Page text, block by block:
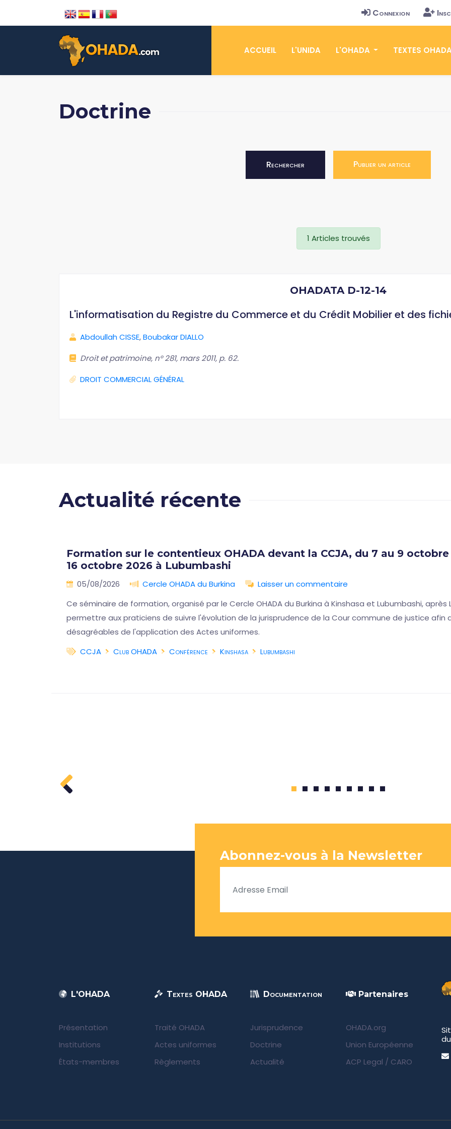
Connexion
ACCUEIL L'UNIDA L'OHADA TEXTES
Doctrine
Rechercher Publier un article
1 Articles trouvés
OHADATA D-12-14
L'informatisation du Registre du Commerce et du Crédit Mobilier et des
Abdoullah CISSE,Boubakar DIALLO
Droit et patrimoine, n° 281, mars 2011, p. 62.
DROIT COMMERCIAL GÉNÉRAL
Actualité récente
Formation sur le contentieux OHADA devant la CCJA, du 7 au 9
16 octobre 2026 à Lubumbashi
05/08/2026 Cercle OHADA du Burkina Laisser un commentaire
Ce séminaire de formation, organisé par le Cercle OHADA du Burkina à Kinshasa et Lubumbashi,
permettre aux praticiens de suivre l'évolution de la jurisprudence de la Cour commune de justice afin
désagréables de l'application des Actes uniformes.
CCJA
Club OHADA Conférence Kinshasa Lubumbashi
1 2 3 4 5 6 7 8 9
Abonnez-vous à la Newsletter
L'OHADA
Présentation
Institutions
États-membres
Textes OHADA
Traité OHADA
Actes uniformes
Règlements
Documentation
Jurisprudence
Doctrine
Actualité
Partenaires
OHADA.org
Union Européenne
ACP Legal / CARO